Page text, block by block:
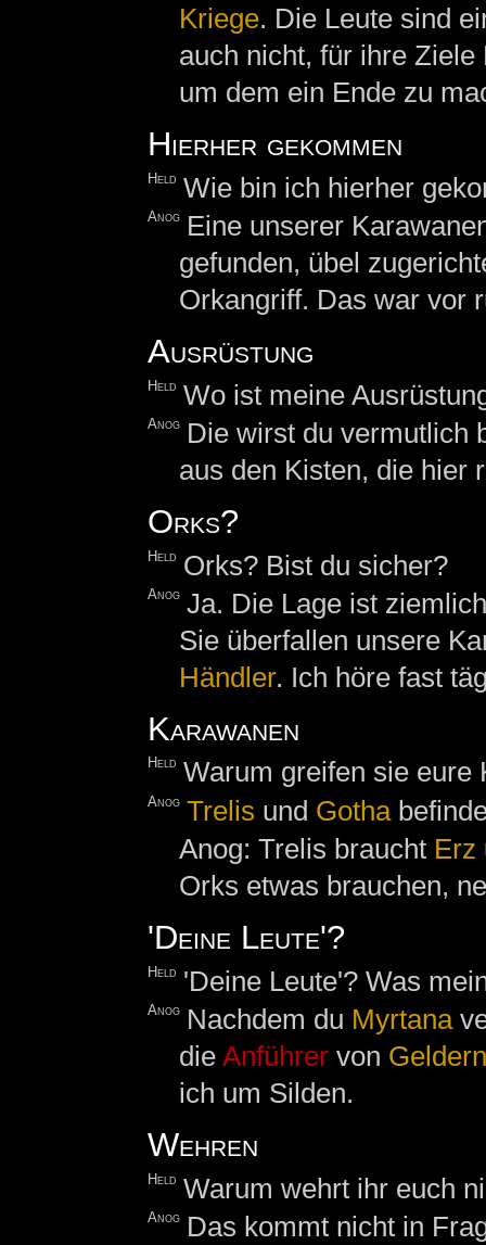
Kriege. Die Leute sind
auch nicht, für ihre
um dem ein Ende zu
Hierher gekommen
Held Wie bin ich hierher
Anog Eine unserer
gefunden, übel
Orkangriff. Das war vor
Ausrüstung
Held Wo ist meine
Anog Die wirst du vermutlich
aus den Kisten, die hier
Orks?
Held Orks? Bist du sicher?
Anog Ja. Die Lage ist
Sie überfallen unsere
Händler. Ich höre fast
Karawanen
Held Warum greifen sie eure
Anog Trelis und Gotha
Anog: Trelis braucht Erz
Orks etwas brauchen,
'Deine Leute'?
Held 'Deine Leute'? Was
Anog Nachdem du Myrtana
die Anführervon Geldern
ich um Silden.
Wehren
Held Warum wehrt ihr euch
Anog Das kommt nicht in